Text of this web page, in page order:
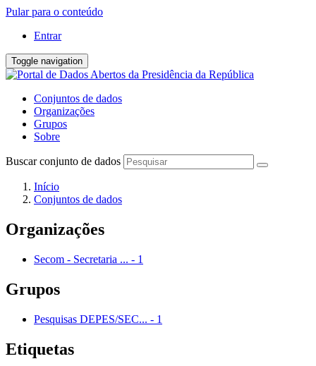
Pular para o conteúdo
Entrar
Toggle navigation
Conjuntos de dados
Organizações
Grupos
Sobre
Buscar conjunto de dados
Início
Conjuntos de dados
Organizações
Secom - Secretaria ... - 1
Grupos
Pesquisas DEPES/SEC... - 1
Etiquetas